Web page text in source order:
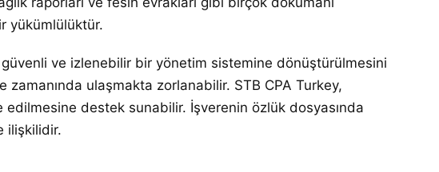
yükümlülüktür.
güvenli ve izlenebilir bir yönetim sistemine dönüştürülmesini
ulaşmakta zorlanabilir. STB CPA Turkey,
edilmesine destek sunabilir. İşverenin özlük dosyasında
ilişkilidir.